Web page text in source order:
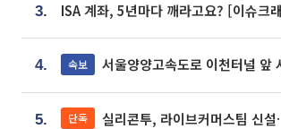
3. ISA 계좌, 5년마다 깨라고요? [이슈크
4. 속보 서울양양고속도로 이천터널 앞
5. 단독 실리콘투, 라이브커머스팀 신설…K뷰티 ‘글로벌 판매망’